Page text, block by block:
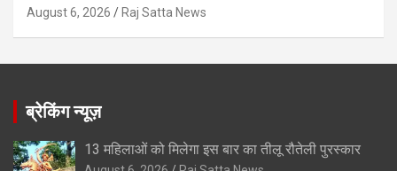
August 6, 2026 Raj Satta News
ब्रेकिंग न्यूज़
13 महिलाओं को मिलेगा इस बार का तीलू रौतेली पुरस्कार